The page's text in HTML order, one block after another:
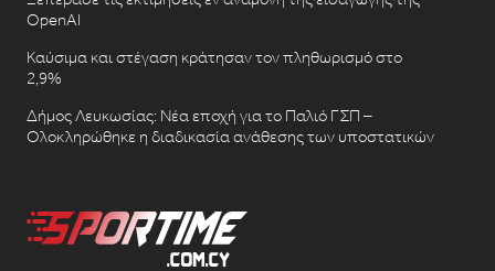
OpenAI
Καύσιμα και στέγαση κράτησαν τον πληθωρισμό στο
2,9%
Δήμος Λευκωσίας: Νέα εποχή για το Παλιό ΓΣΠ –
Ολοκληρώθηκε η διαδικασία ανάθεσης των υποστατικών